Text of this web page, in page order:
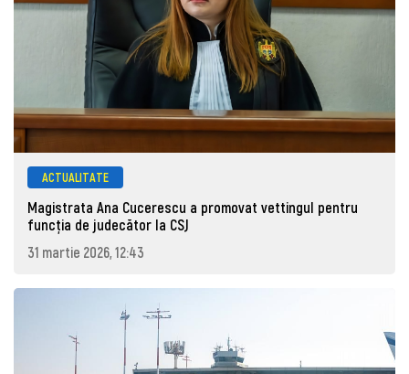
ACTUALITATE
Magistrata Ana Cucerescu a promovat vettingul pentru
funcția de judecător la CSJ
31 martie 2026, 12:43